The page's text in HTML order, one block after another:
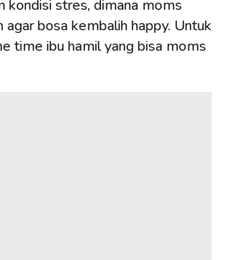
kondisi stres, dimana moms
bosa kembalih happy. Untuk
time ibu hamil yang bisa moms